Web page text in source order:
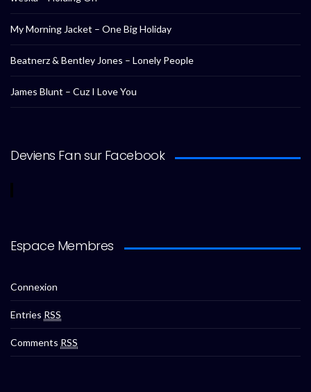
My Morning Jacket – One Big Holiday
Beatnerz & Bentley Jones – Lonely People
James Blunt – Cuz I Love You
Deviens Fan sur Facebook
Espace Membres
Connexion
Entries RSS
Comments RSS